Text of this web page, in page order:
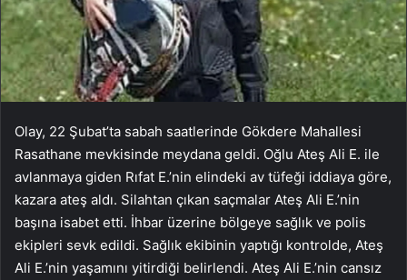
Olay, 22 Şubat’ta sabah saatlerinde Gökdere Mahallesi
Rasathane mevkisinde meydana geldi. Oğlu Ateş Ali E. ile
avlanmaya giden Rıfat E.’nin elindeki av tüfeği iddiaya göre,
kazara ateş aldı. Silahtan çıkan saçmalar Ateş Ali E.’nin
başına isabet etti. İhbar üzerine bölgeye sağlık ve polis
ekipleri sevk edildi. Sağlık ekibinin yaptığı kontrolde, Ateş
Ali E.’nin yaşamını yitirdiği belirlendi. Ateş Ali E.’nin cansız